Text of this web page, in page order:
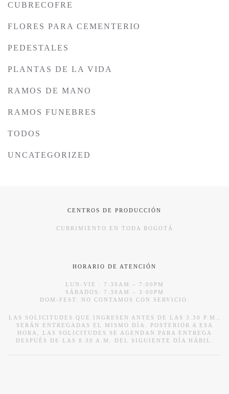
CUBRECOFRE
FLORES PARA CEMENTERIO
PEDESTALES
PLANTAS DE LA VIDA
RAMOS DE MANO
RAMOS FUNEBRES
TODOS
UNCATEGORIZED
CENTROS DE PRODUCCIÓN
CUBRIMIENTO EN TODA BOGOTÁ
HORARIO DE ATENCIÓN
LUN-VIE : 7:30AM – 7:00PM
SÁBADOS: 7:30AM – 3:00PM
DOM-FEST: NO CONTAMOS CON SERVICIO.
LAS SOLICITUDES QUE INGRESEN ANTES DE LAS 3.30 P.M.,
SERÁN ENTREGADAS EL MISMO DÍA. POSTERIOR A ESA
HORA, LAS SOLICITUDES SE AGENDAN PARA ENTREGA
DESPUÉS DE LAS 8.30 A.M. DEL SIGUIENTE DÍA HÁBIL.